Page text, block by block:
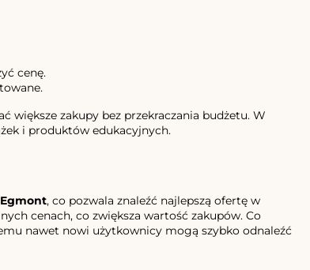
cenę.
większe zakupy bez przekraczania budżetu. W
i produktów edukacyjnych.
, co pozwala znaleźć najlepszą ofertę w
cenach, co zwiększa wartość zakupów. Co
nawet nowi użytkownicy mogą szybko odnaleźć